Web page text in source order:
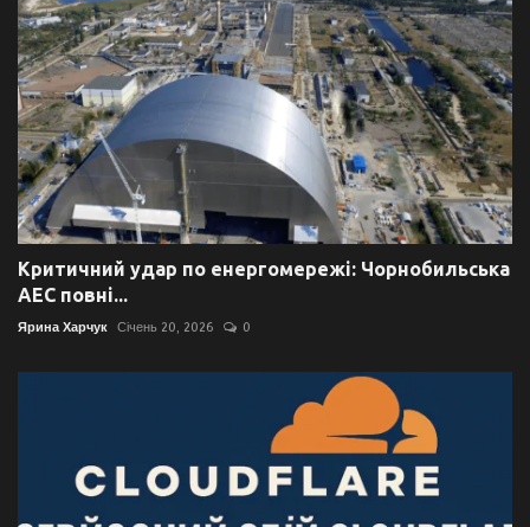
Критичний удар по енергомережі: Чорнобильська
АЕС повні...
Ярина Харчук Січень 20, 2026 0